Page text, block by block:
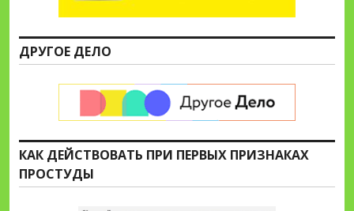
ДРУГОЕ ДЕЛО
КАК ДЕЙСТВОВАТЬ ПРИ ПЕРВЫХ ПРИЗНАКАХ
ПРОСТУДЫ